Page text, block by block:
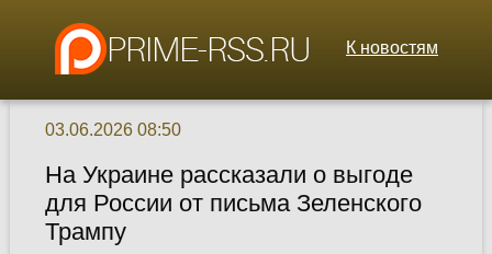
К новостям
03.06.2026 08:50
На Украине рассказали о выгоде
для России от письма Зеленского
Трампу